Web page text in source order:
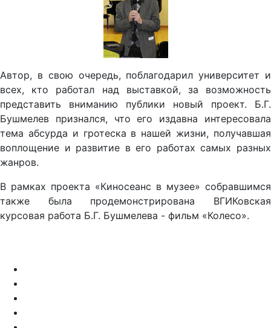
Автор, в свою очередь, поблагодарил университет и
всех, кто работал над выставкой, за возможность
представить вниманию публики новый проект. Б.Г.
Бушмелев признался, что его издавна интересовала
тема абсурда и гротеска в нашей жизни, получавшая
воплощение и развитие в его работах самых разных
жанров.
В рамках проекта «Киносеанс в музее» собравшимся
также была продемонстрирована ВГИКовская
курсовая работа Б.Г. Бушмелева - фильм «Колесо».